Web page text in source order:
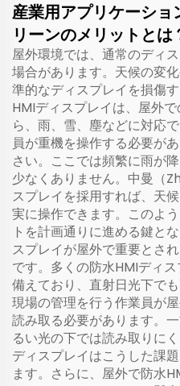
産業用アプリケーシ
リーンのメリットとは
屋外環境では、通常のディ
場合があります。天候の変
準的なディスプレイを損傷
HMIディスプレイは、屋外
ら、雨、雪、塵などに対応
員が重機を操作する必要が
さい。ここでは頻繁に雨が
少なくありません。中曼（
スプレイを採用すれば、天
実に操作できます。このよ
トを計画通りに進める鍵と
スプレイが屋外で重要とさ
です。多くの防水HMIディ
備えており、直射日光下で
現場の管理を行う作業員が
読み取る必要があります。
るい光の下では読み取りに
ディスプレイはこうした課
ます。さらに、屋外で防水